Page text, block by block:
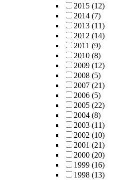
2015 (12)
2014 (7)
2013 (11)
2012 (14)
2011 (9)
2010 (8)
2009 (12)
2008 (5)
2007 (21)
2006 (5)
2005 (22)
2004 (8)
2003 (11)
2002 (10)
2001 (21)
2000 (20)
1999 (16)
1998 (13)